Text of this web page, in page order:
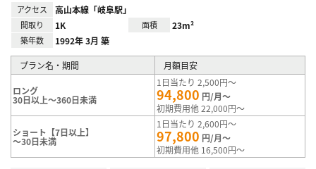
アクセス 高山本線「岐阜駅」
間取り 1K 面積 23m²
築年数 1992年 3月 築
プラン名・期間 月額目安
ロング
30日以上～360日未満
1日当たり 2,500円～
94,800 円/月～
初期費用他 22,000円～
ショート【7日以上】
～30日未満
1日当たり 2,600円～
97,800 円/月～
初期費用他 16,500円～